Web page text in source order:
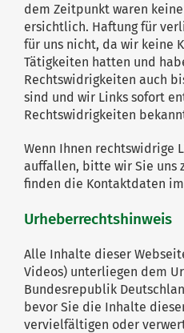
dem Zeitpunkt waren
ersichtlich. Haftung für
für uns nicht, da wir keine
Tätigkeiten hatten und
Rechtswidrigkeiten auch
sind und wir Links sofort
Rechtswidrigkeiten
Wenn Ihnen rechtswidrige
auffallen, bitte wir Sie uns
finden die Kontaktdaten
Urheberrechtshinweis
Alle Inhalte dieser
Videos) unterliegen dem
Bundesrepublik
bevor Sie die Inhalte
vervielfältigen oder